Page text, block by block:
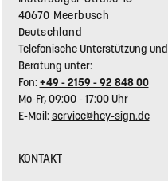
40670 Meerbusch
Deutschland
Telefonische Unterstützung und
Beratung unter:
Fon:+49 - 2159 - 92 848 00
Mo-Fr, 09:00 - 17:00 Uhr
E-Mail:service@hey-sign.de
KONTAKT